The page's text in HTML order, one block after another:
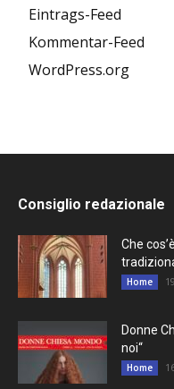
Eintrags-Feed
Kommentar-Feed
WordPress.org
Consiglio redazionale
Che
Home
Donne
noi“
Home